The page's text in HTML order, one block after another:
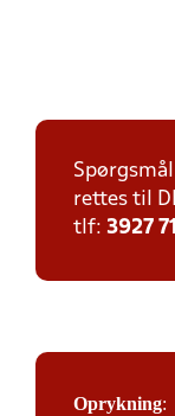
rettes til
tlf: 3927
Oprykning: